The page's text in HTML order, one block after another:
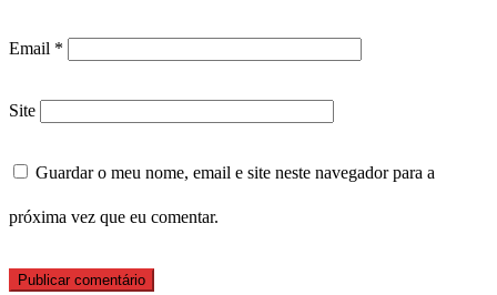
Email *
Site
Guardar o meu nome, email e site neste navegador para a
próxima vez que eu comentar.